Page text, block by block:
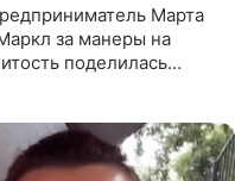
Марта
за манеры на
поделилась